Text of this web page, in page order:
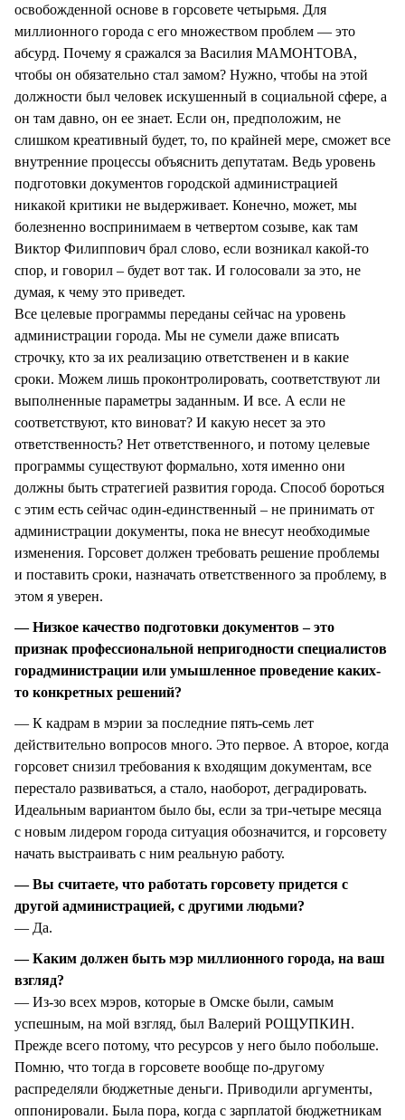
освобожденной основе в горсовете четырьмя. Для
миллионного города с его множеством проблем — это
абсурд. Почему я сражался за Василия МАМОНТОВА,
чтобы он обязательно стал замом? Нужно, чтобы на этой
должности был человек искушенный в социальной сфере, а
он там давно, он ее знает. Если он, предположим, не
слишком креативный будет, то, по крайней мере, сможет все
внутренние процессы объяснить депутатам. Ведь уровень
подготовки документов городской администрацией
никакой критики не выдерживает. Конечно, может, мы
болезненно воспринимаем в четвертом созыве, как там
Виктор Филиппович брал слово, если возникал какой-то
спор, и говорил – будет вот так. И голосовали за это, не
думая, к чему это приведет.
Все целевые программы переданы сейчас на уровень
администрации города. Мы не сумели даже вписать
строчку, кто за их реализацию ответственен и в какие
сроки. Можем лишь проконтролировать, соответствуют ли
выполненные параметры заданным. И все. А если не
соответствуют, кто виноват? И какую несет за это
ответственность? Нет ответственного, и потому целевые
программы существуют формально, хотя именно они
должны быть стратегией развития города. Способ бороться
с этим есть сейчас один-единственный – не принимать от
администрации документы, пока не внесут необходимые
изменения. Горсовет должен требовать решение проблемы
и поставить сроки, назначать ответственного за проблему, в
этом я уверен.
— Низкое качество подготовки документов – это
признак профессиональной непригодности специалистов
горадминистрации или умышленное проведение каких-
то конкретных решений?
— К кадрам в мэрии за последние пять-семь лет
действительно вопросов много. Это первое. А второе, когда
горсовет снизил требования к входящим документам, все
перестало развиваться, а стало, наоборот, деградировать.
Идеальным вариантом было бы, если за три-четыре месяца
с новым лидером города ситуация обозначится, и горсовету
начать выстраивать с ним реальную работу.
— Вы считаете, что работать горсовету придется с
другой администрацией, с другими людьми?
— Да.
— Каким должен быть мэр миллионного города, на ваш
взгляд?
— Из-зо всех мэров, которые в Омске были, самым
успешным, на мой взгляд, был Валерий РОЩУПКИН.
Прежде всего потому, что ресурсов у него было побольше.
Помню, что тогда в горсовете вообще по-другому
распределяли бюджетные деньги. Приводили аргументы,
оппонировали. Была пора, когда с зарплатой бюджетникам